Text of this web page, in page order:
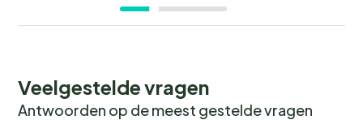
Veelgestelde vragen
Antwoorden op de meest gestelde vragen